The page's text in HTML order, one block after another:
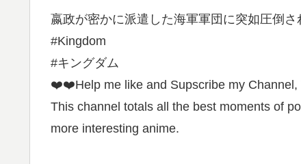
嬴政が密かに派遣した海軍軍団に突如圧倒
#Kingdom
#キングダム
❤️❤️Help me like and Supscribe my
This channel totals all the best moments of
more interesting anime.